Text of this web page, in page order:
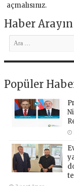
açmalısınız.
Haber Arayın
Popüler